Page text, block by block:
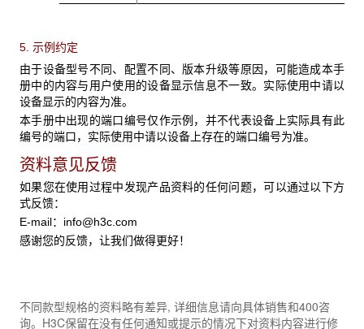
5. 示例约定
由于设备型号不同、配置不同、版本升级等原因，可能造成本手
册中的内容与用户使用的设备显示信息不一致。实际使用中请以
设备显示的内容为准。
本手册中出现的端口编号仅作示例，并不代表设备上实际具有此
编号的端口，实际使用中请以设备上存在的端口编号为准。
资料意见反馈
如果您在使用过程中发现产品资料的任何问题，可以通过以下方
式反馈：
E-mail： info@h3c.com
感谢您的反馈，让我们做得更好！
不同款型规格的资料略有差异, 详细信息请向具体销售和400咨
询。H3C保留在没有任何通知或提示的情况下对资料内容进行修